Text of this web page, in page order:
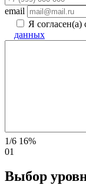
email
Я согласен(а)
данных
1/6 16%
01
Выбор